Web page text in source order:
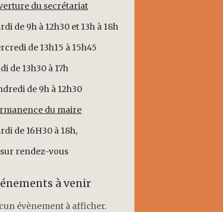
du secrétariat
de 9h à 12h30 et 13h à 18h
de 13h15 à 15h45
de 13h30 à 17h
de 9h à 12h30
du maire
de 16H30 à 18h,
rendez-vous
à venir
évènement à afficher.